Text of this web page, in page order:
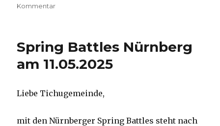
Kommentar
am
Spring Battles Nürnberg
am 11.05.2025
Liebe Tichugemeinde,
mit den Nürnberger Spring Battles steht nach